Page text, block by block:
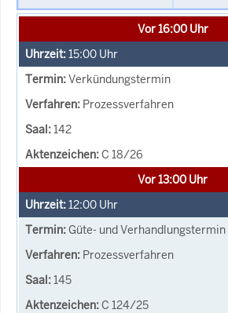
Vor 16:00 Uhr
15:00 Uhr
Verkündungstermin
Prozessverfahren
142
C 18/26
Vor 13:00 Uhr
12:00 Uhr
Güte- und Verhandlungstermin
Prozessverfahren
145
C 124/25